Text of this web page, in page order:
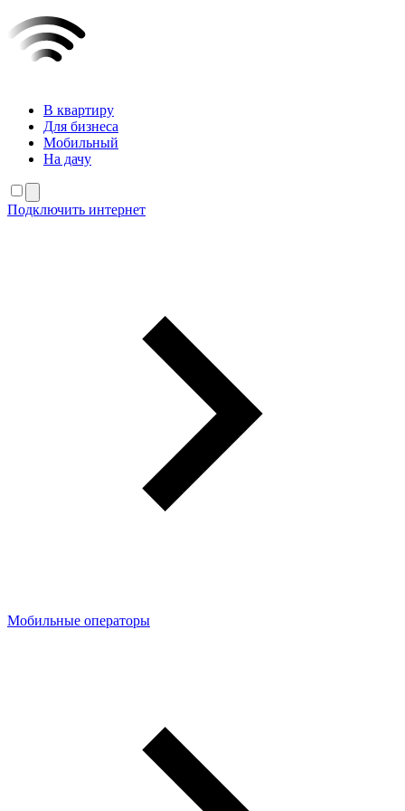
В квартиру
Для бизнеса
Мобильный
На дачу
Подключить интернет
Мобильные операторы